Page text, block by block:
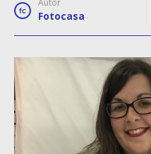
Autor
Fotocasa